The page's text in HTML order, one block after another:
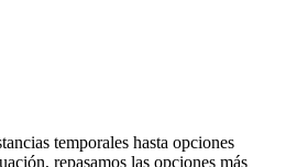
temporales hasta opciones
repasamos las opciones más